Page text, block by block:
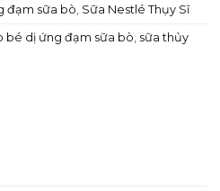
đạm sữa bò, Sữa Nestlé Thụy Sĩ
bé dị ứng đạm sữa bò, sữa thủy